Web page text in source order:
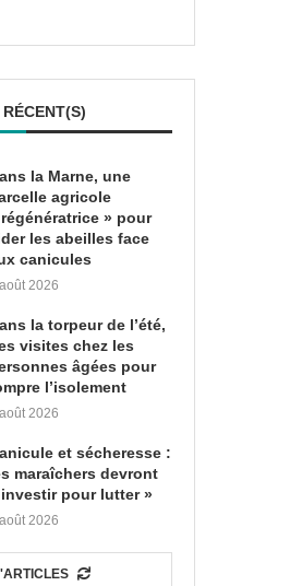
la Marne, une
agricole
» pour
les abeilles face
canicules
2026
la torpeur de l’été,
visites chez les
âgées pour
l’isolement
2026
et sécheresse :
maraîchers devront
pour lutter »
2026